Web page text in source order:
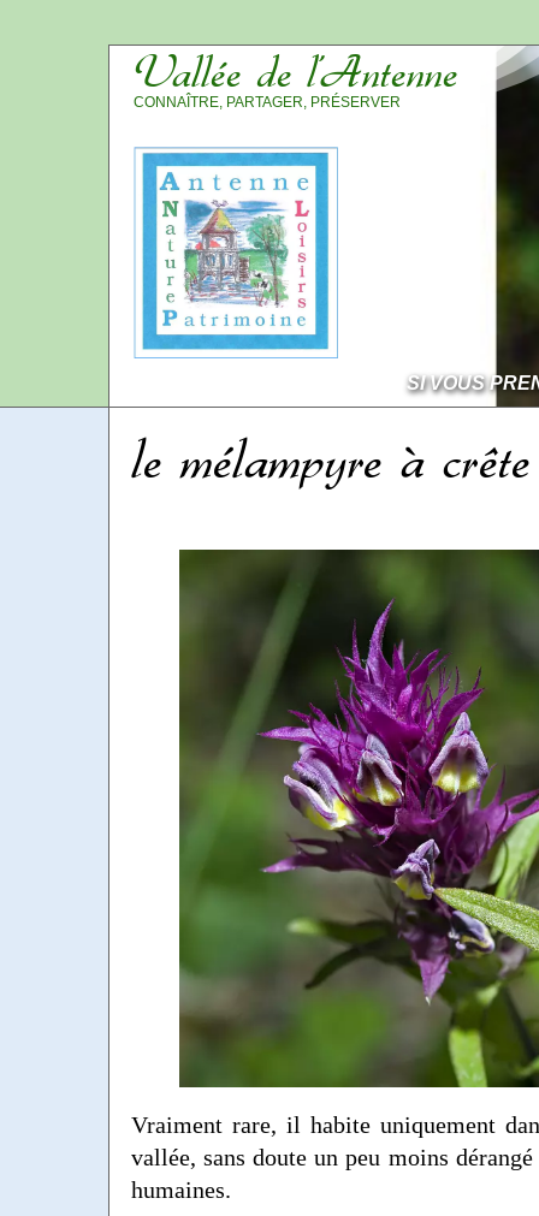
Vallée de l’Antenne
CONNAÎTRE, PARTAGER, PRÉSERVER
SI VOUS
le mélampyre à crête
Vraiment rare, il habite uniquement
vallée, sans doute un peu moins
humaines.